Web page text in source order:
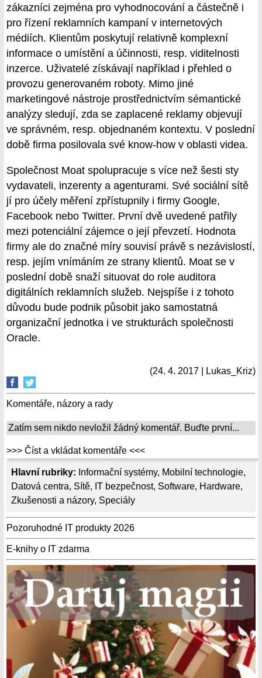
Hlavní rubriky: Informační systémy, Mobilní technologie,
Datová centra, Sítě, IT bezpečnost, Software, Hardware,
Zkušenosti a názory, Speciály
Pozoruhodné IT produkty 2026
E-knihy o IT zdarma
zákazníci zejména pro vyhodnocování a částečně i
pro řízení reklamních kampaní v internetových
médiích. Klientům poskytují relativně komplexní
informace o umístění a účinnosti, resp. viditelnosti
inzerce. Uživatelé získávají například i přehled o
provozu generovaném roboty. Mimo jiné
marketingové nástroje prostřednictvím sémantické
analýzy sledují, zda se zaplacené reklamy objevují
ve správném, resp. objednaném kontextu. V poslední
době firma posilovala své know-how v oblasti videa.
Společnost Moat spolupracuje s více než šesti sty
vydavateli, inzerenty a agenturami. Své sociální sítě
jí pro účely měření zpřístupnily i firmy Google,
Facebook nebo Twitter. První dvě uvedené patřily
mezi potenciální zájemce o její převzetí. Hodnota
firmy ale do značné míry souvisí právě s nezávislostí,
resp. jejím vnímáním ze strany klientů. Moat se v
poslední době snaží situovat do role auditora
digitálních reklamních služeb. Nejspíše i z tohoto
důvodu bude podnik působit jako samostatná
organizační jednotka i ve strukturách společnosti
Oracle.
(24. 4. 2017 | Lukas_Kriz)
Komentáře, názory a rady
Zatím sem nikdo nevložil žádný komentář. Buďte první...
>>> Číst a vkládat komentáře <<<